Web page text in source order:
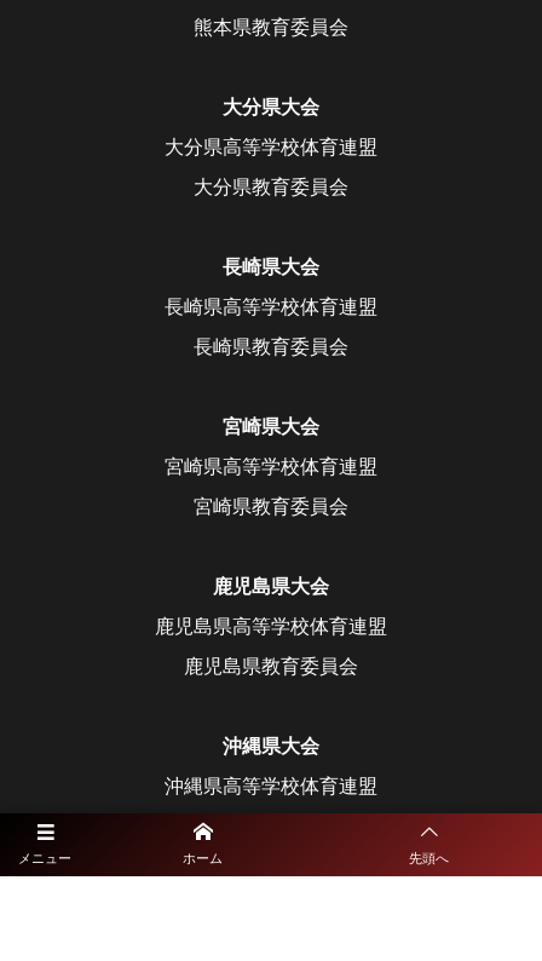
メニュー ホーム 先頭へ
熊本県教育委員会
大分県大会
大分県高等学校体育連盟
大分県教育委員会
長崎県大会
長崎県高等学校体育連盟
長崎県教育委員会
宮崎県大会
宮崎県高等学校体育連盟
宮崎県教育委員会
鹿児島県大会
鹿児島県高等学校体育連盟
鹿児島県教育委員会
沖縄県大会
沖縄県高等学校体育連盟
沖縄県教育委員会